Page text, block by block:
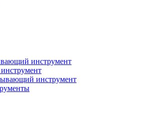
инструмент
инструмент